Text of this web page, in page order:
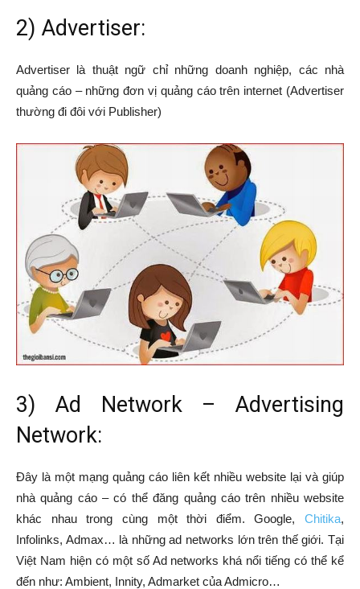
2) Advertiser:
Advertiser là thuật ngữ chỉ những doanh nghiệp, các nhà
quảng cáo – những đơn vị quảng cáo trên internet (Advertiser
thường đi đôi với Publisher)
3) Ad Network – Advertising
Network:
Đây là một mạng quảng cáo liên kết nhiều website lại và giúp
nhà quảng cáo – có thể đăng quảng cáo trên nhiều website
khác nhau trong cùng một thời điểm. Google, Chitika,
Infolinks, Admax… là những ad networks lớn trên thế giới. Tại
Việt Nam hiện có một số Ad networks khá nổi tiếng có thể kể
đến như: Ambient, Innity, Admarket của Admicro…